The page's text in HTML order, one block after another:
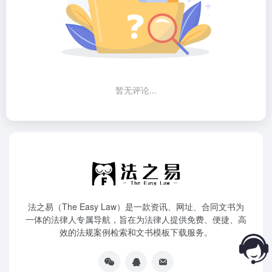
暂无评论...
法之易（The Easy Law）是一款资讯、网址、合同文书为
一体的法律人专属导航，旨在为法律人提供免费、便捷、高
效的法规案例检索和文书模板下载服务。